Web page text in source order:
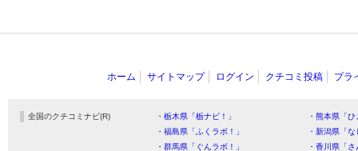
ホーム サイトマップ ログイン クチコミ投稿 プラ
全国のクチコミナビ(R) ・栃木県「栃ナビ！」
・熊本県「
・福島県「ふくラボ！」
・新潟県「
・群馬県「ぐんラボ！」
・香川県「